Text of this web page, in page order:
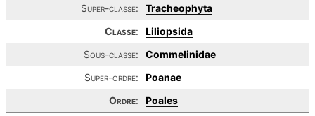
Super-classe:
Tracheophyta
Classe:
Liliopsida
Sous-classe:
Commelinidae
Super-ordre:
Poanae
Ordre:
Poales